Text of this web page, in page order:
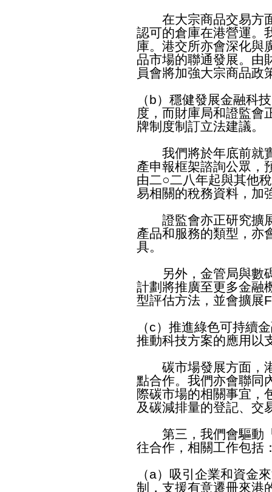
在大宗商品交易方面
認可的倉庫在港營運。
庫。港交所亦會深化與
品市場的聯通發展。由
員會將加強大宗商品政
（b）穩健發展金融科
度，而財庫局和證監會
牌制度制訂立法建議。
我們將於年底前就實
產申報框架諮詢公眾，
由二○二八年起與其他
易相關的稅務資料，加
證監會亦正研究擴展
產品和服務的類型，亦
具。
另外，金管局與數碼
計劃將推廣至更多金融
型評估方法，並會擴展
（c）推進綠色可持續
推動科技方案的應用以
碳市場發展方面，港
點合作。我們亦會聯同
際碳市場的相關事宜，
及碳減排量的登記、交
第三，我們會驅動「
往合作，相關工作包括
（a）吸引企業和資金
制，支援有意遷冊來港